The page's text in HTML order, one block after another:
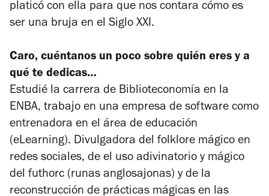
platicó con ella para que nos contara cómo es
ser una bruja en el Siglo XXI.
Caro, cuéntanos un poco sobre quién eres y a
qué te dedicas…
Estudié la carrera de Biblioteconomía en la
ENBA, trabajo en una empresa de software como
entrenadora en el área de educación
(eLearning). Divulgadora del folklore mágico en
redes sociales, de el uso adivinatorio y mágico
del futhorc (runas anglosajonas) y de la
reconstrucción de prácticas mágicas en las